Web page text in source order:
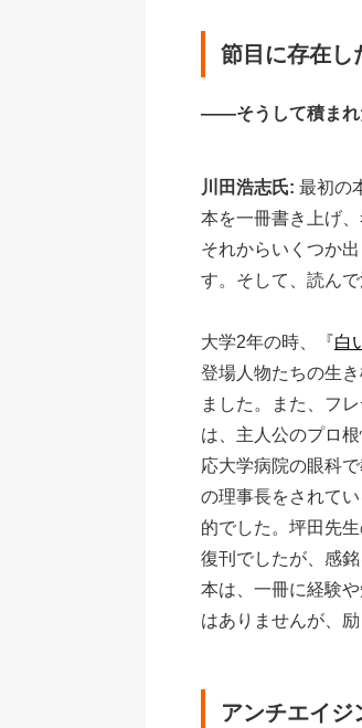
節目に存在し
――そうして積まれ
川田浩志氏: 最初の
本を一冊書き上げ
それからいくつか
す。そして、読ん
大学2年の時、『白
登場人物たちの生
ました。また、フ
は、主人公のプロ
応大学病院の眼科
の理事長をされて
的でした。坪田先
復刊でしたが、感銘
本は、一冊に経験
はありませんが、
アンチエイジ